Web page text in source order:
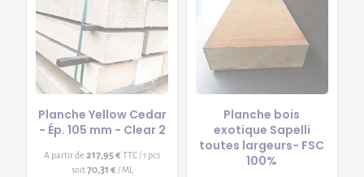
Planche Yellow Cedar
- Ép. 105 mm - Clear 2
A partir de217,95 € TTC / 1 pcs
soit70,31 € / ML
Planche bois
exotique Sapelli
toutes largeurs- FSC
100%